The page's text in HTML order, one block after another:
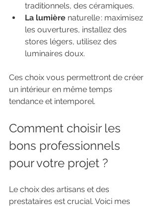
traditionnels, des céramiques.
La lumière naturelle : maximisez
les ouvertures, installez des
stores légers, utilisez des
luminaires doux.
Ces choix vous permettront de créer
un intérieur en même temps
tendance et intemporel.
Comment choisir les
bons professionnels
pour votre projet ?
Le choix des artisans et des
prestataires est crucial. Voici mes